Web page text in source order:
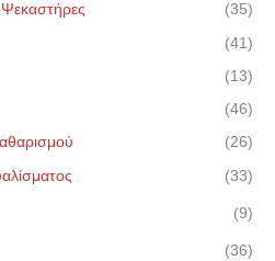
(35)
(41)
(13)
(46)
(26)
(33)
(9)
(36)